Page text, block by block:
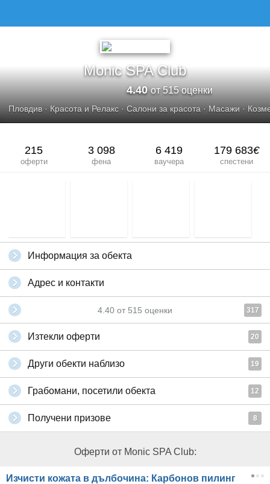
Monic SPA Club
4.40от 515 оценки
Пловдив· Красота и Релакс · Салони за красота · Масажи ·
215
оферти
3 098
фена
6 419
ваучера
179 683€
спестени
Информация за обекта
Адрес и контакти
4.40 от 515 оценки 317
Изтекли оферти 20
Други обекти наблизо 19
Грабомани, посетили обекта 12
Получени призове 8
Оферти от Monic SPA Club:
Изчисти кожата в дълбочина: Карбонов пилинг